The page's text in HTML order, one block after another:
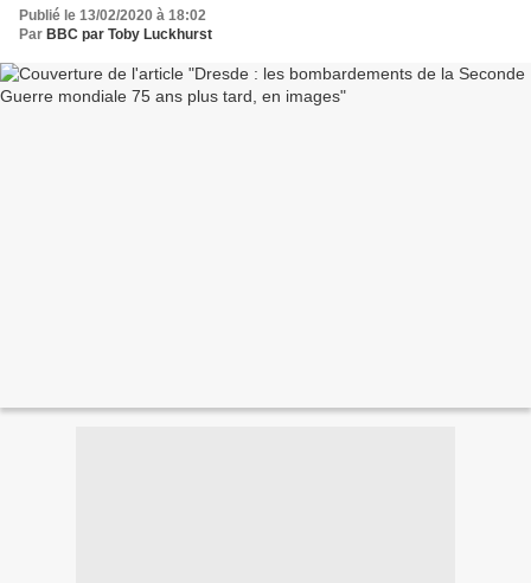
Publié le 13/02/2020 à 18:02
Par BBC par Toby Luckhurst